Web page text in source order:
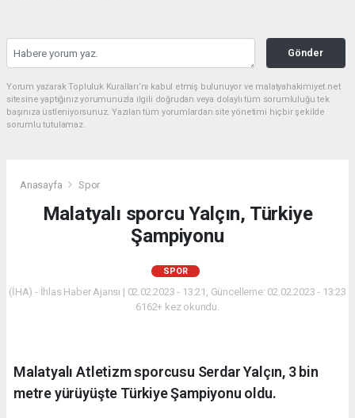
Gönder
Yorum yazarak Topluluk Kuralları’nı kabul etmiş bulunuyor ve malatyahakimiyet.net
sitesine yaptığınız yorumunuzla ilgili doğrudan veya dolaylı tüm sorumluluğu tek
başınıza üstleniyorsunuz. Yazılan tüm yorumlardan site yönetimi hiçbir şekilde
sorumlu tutulamaz.
Anasayfa Spor
Malatyalı sporcu Yalçın, Türkiye
Şampiyonu
SPOR
(İHA) - İhlas Haber Ajansı | 02.02.2023 - 13:21, Güncelleme: 02.02.2023 - 13:23
6162+ kez okundu.
Malatyalı Atletizm sporcusu Serdar Yalçın, 3 bin
metre yürüyüşte Türkiye Şampiyonu oldu.